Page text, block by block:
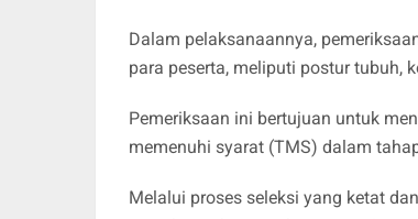
Dalam pelaksanaannya,
para peserta, meliputi postur tubuh,
Pemeriksaan ini bertujuan untuk
memenuhi syarat (TMS) dalam
Melalui proses seleksi yang ketat